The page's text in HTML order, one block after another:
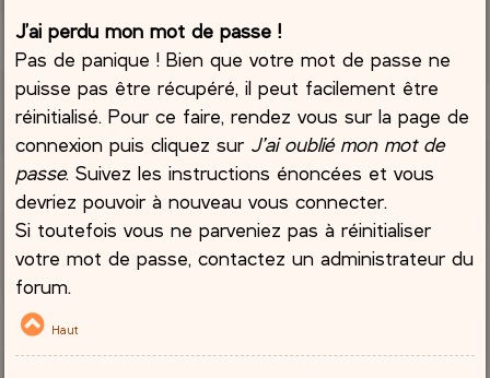
J’ai perdu mon mot de passe !
Pas de panique ! Bien que votre mot de passe ne
puisse pas être récupéré, il peut facilement être
réinitialisé. Pour ce faire, rendez vous sur la page de
connexion puis cliquez sur J’ai oublié mon mot de
passe. Suivez les instructions énoncées et vous
devriez pouvoir à nouveau vous connecter.
Si toutefois vous ne parveniez pas à réinitialiser
votre mot de passe, contactez un administrateur du
forum.
Haut